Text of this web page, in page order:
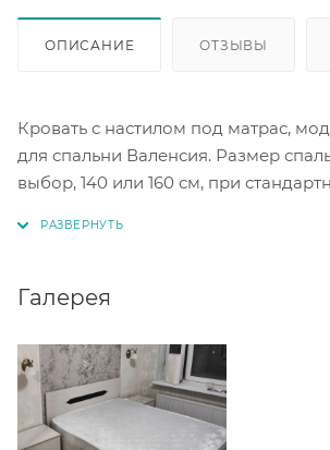
ОПИСАНИЕ ОТЗЫВЫ
Кровать с настилом под матрас,
для спальни Валенсия. Размер
выбор, 140 или 160 см, при
Галерея